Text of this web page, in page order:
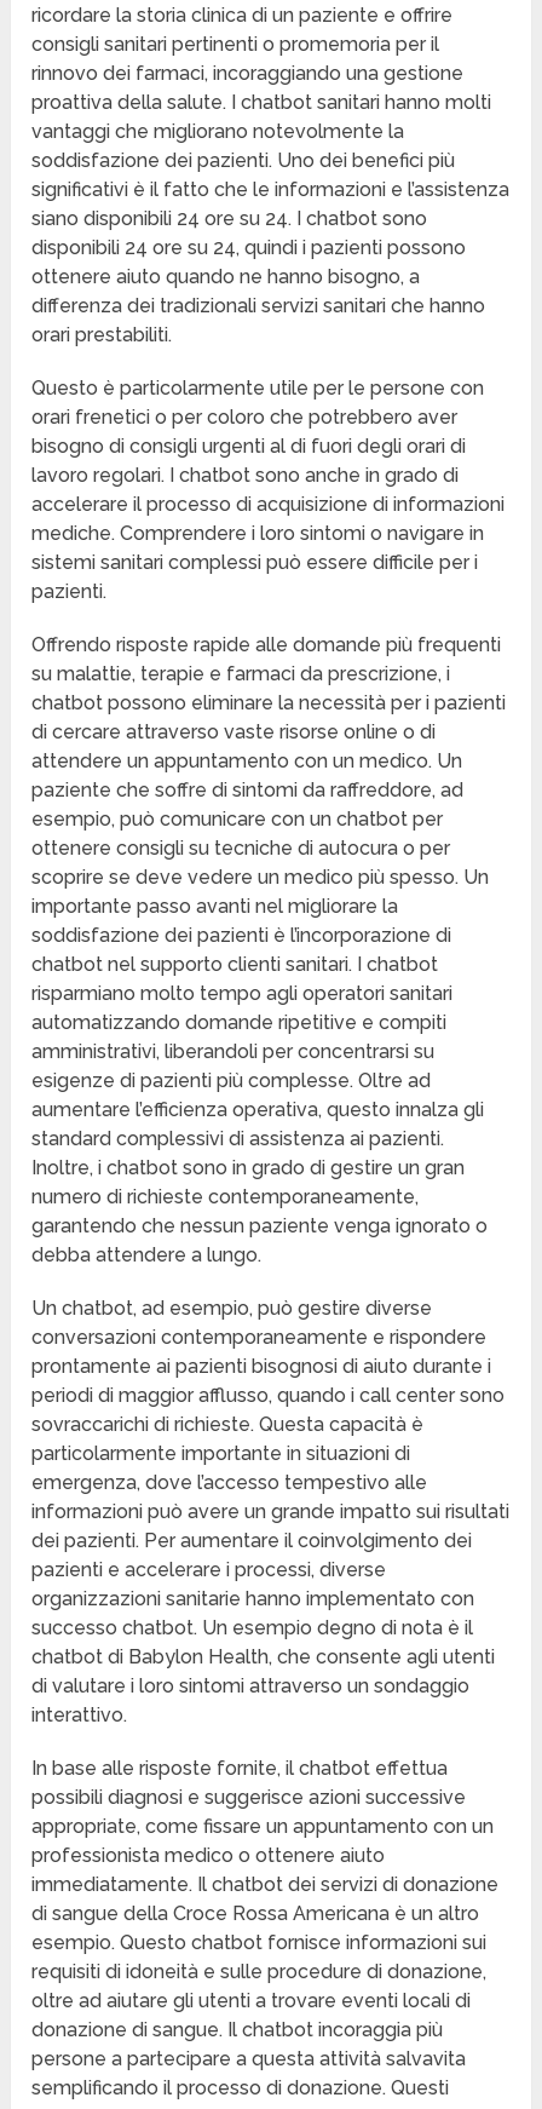
ricordare la storia clinica di un paziente e offrire
consigli sanitari pertinenti o promemoria per il
rinnovo dei farmaci, incoraggiando una gestione
proattiva della salute. I chatbot sanitari hanno molti
vantaggi che migliorano notevolmente la
soddisfazione dei pazienti. Uno dei benefici più
significativi è il fatto che le informazioni e l’assistenza
siano disponibili 24 ore su 24. I chatbot sono
disponibili 24 ore su 24, quindi i pazienti possono
ottenere aiuto quando ne hanno bisogno, a
differenza dei tradizionali servizi sanitari che hanno
orari prestabiliti.
Questo è particolarmente utile per le persone con
orari frenetici o per coloro che potrebbero aver
bisogno di consigli urgenti al di fuori degli orari di
lavoro regolari. I chatbot sono anche in grado di
accelerare il processo di acquisizione di informazioni
mediche. Comprendere i loro sintomi o navigare in
sistemi sanitari complessi può essere difficile per i
pazienti.
Offrendo risposte rapide alle domande più frequenti
su malattie, terapie e farmaci da prescrizione, i
chatbot possono eliminare la necessità per i pazienti
di cercare attraverso vaste risorse online o di
attendere un appuntamento con un medico. Un
paziente che soffre di sintomi da raffreddore, ad
esempio, può comunicare con un chatbot per
ottenere consigli su tecniche di autocura o per
scoprire se deve vedere un medico più spesso. Un
importante passo avanti nel migliorare la
soddisfazione dei pazienti è l’incorporazione di
chatbot nel supporto clienti sanitari. I chatbot
risparmiano molto tempo agli operatori sanitari
automatizzando domande ripetitive e compiti
amministrativi, liberandoli per concentrarsi su
esigenze di pazienti più complesse. Oltre ad
aumentare l’efficienza operativa, questo innalza gli
standard complessivi di assistenza ai pazienti.
Inoltre, i chatbot sono in grado di gestire un gran
numero di richieste contemporaneamente,
garantendo che nessun paziente venga ignorato o
debba attendere a lungo.
Un chatbot, ad esempio, può gestire diverse
conversazioni contemporaneamente e rispondere
prontamente ai pazienti bisognosi di aiuto durante i
periodi di maggior afflusso, quando i call center sono
sovraccarichi di richieste. Questa capacità è
particolarmente importante in situazioni di
emergenza, dove l’accesso tempestivo alle
informazioni può avere un grande impatto sui risultati
dei pazienti. Per aumentare il coinvolgimento dei
pazienti e accelerare i processi, diverse
organizzazioni sanitarie hanno implementato con
successo chatbot. Un esempio degno di nota è il
chatbot di Babylon Health, che consente agli utenti
di valutare i loro sintomi attraverso un sondaggio
interattivo.
In base alle risposte fornite, il chatbot effettua
possibili diagnosi e suggerisce azioni successive
appropriate, come fissare un appuntamento con un
professionista medico o ottenere aiuto
immediatamente. Il chatbot dei servizi di donazione
di sangue della Croce Rossa Americana è un altro
esempio. Questo chatbot fornisce informazioni sui
requisiti di idoneità e sulle procedure di donazione,
oltre ad aiutare gli utenti a trovare eventi locali di
donazione di sangue. Il chatbot incoraggia più
persone a partecipare a questa attività salvavita
semplificando il processo di donazione. Questi